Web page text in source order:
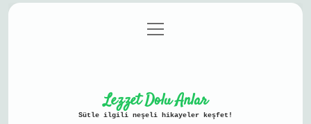
Gizlilik Politikası
menüyü
aç
Lezzet Dolu Anlar
Sütle ilgili neşeli hikayeler keşfet!